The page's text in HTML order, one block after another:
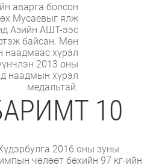
аварга болсон
Мусаевыг ялж
Азийн АШТ-ээс
байсан. Мөн
наадмаас хүрэл
2013 оны
наадмын хүрэл
медальтай.
10
2016 оны зуны
чөлөөт бөхийн 97 кг-ийн